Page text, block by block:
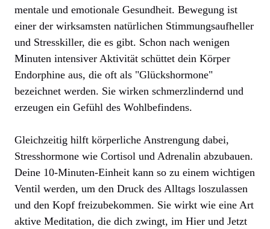
mentale und emotionale Gesundheit. Bewegung ist
einer der wirksamsten natürlichen Stimmungsaufheller
und Stresskiller, die es gibt. Schon nach wenigen
Minuten intensiver Aktivität schüttet dein Körper
Endorphine aus, die oft als "Glückshormone"
bezeichnet werden. Sie wirken schmerzlindernd und
erzeugen ein Gefühl des Wohlbefindens.
Gleichzeitig hilft körperliche Anstrengung dabei,
Stresshormone wie Cortisol und Adrenalin abzubauen.
Deine 10-Minuten-Einheit kann so zu einem wichtigen
Ventil werden, um den Druck des Alltags loszulassen
und den Kopf freizubekommen. Sie wirkt wie eine Art
aktive Meditation, die dich zwingt, im Hier und Jetzt